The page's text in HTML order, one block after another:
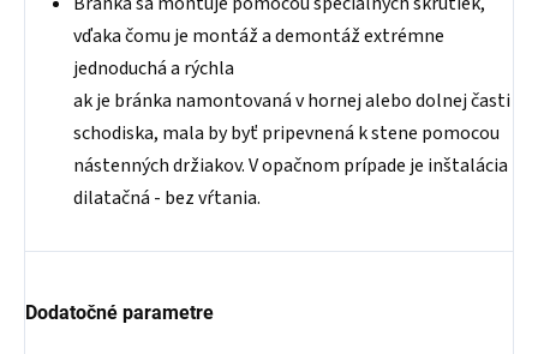
vďaka čomu je montáž a demontáž extrémne
jednoduchá a rýchla
ak je bránka namontovaná v hornej alebo dolnej časti
schodiska, mala by byť pripevnená k stene pomocou
nástenných držiakov. V opačnom prípade je inštalácia
dilatačná - bez vŕtania.
Dodatočné parametre